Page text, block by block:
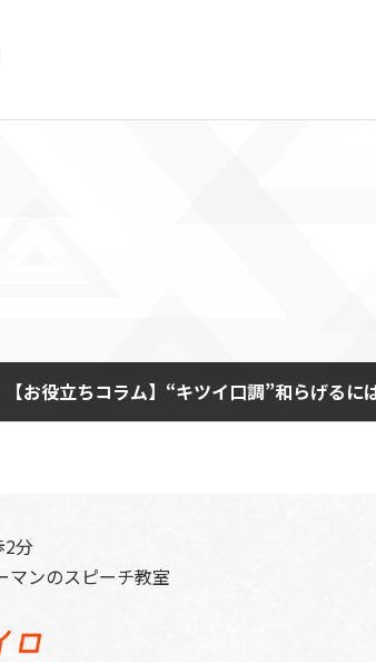
【お役立ちコラム】“キツイ口調”和らげるに
2分
マンのスピーチ教室